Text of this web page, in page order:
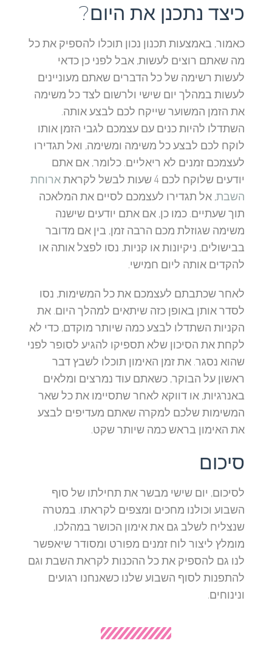
כיצד נתכנן את היום?
כאמור, באמצעות תכנון נכון תוכלו להספיק את כל
מה שאתם רוצים לעשות, אבל לפני כן כדאי
לעשות רשימה של כל הדברים שאתם מעוניינים
לעשות במהלך יום שישי ולרשום לצד כל משימה
את הזמן המשוער שייקח לכם לבצע אותה.
השתדלו להיות כנים עם עצמכם לגבי הזמן אותו
לוקח לכם לבצע כל משימה ומשימה, ואל תגדירו
לעצמכם זמנים לא ריאליים. כלומר, אם אתם
יודעים שלוקח לכם 4 שעות לבשל לקראת
ארוחת
השבת, אל תגדירו לעצמכם לסיים את המלאכה
תוך שעתיים. כמו כן, אם אתם יודעים שישנה
משימה שגוזלת מכם הרבה זמן, בין אם מדובר
בבישולים, ניקיונות או קניות, נסו לפצל אותה או
להקדים אותה ליום חמישי.
לאחר שכתבתם לעצמכם את כל המשימות, נסו
לסדר אותן באופן כזה שיתאים למהלך היום. את
הקניות השתדלו לבצע כמה שיותר מוקדם, כדי לא
לקחת את הסיכון שלא תספיקו להגיע לסופר לפני
שהוא נסגר. את זמן האימון תוכלו לשבץ דבר
ראשון על הבוקר, כשאתם עוד נמרצים ומלאים
באנרגיות, או דווקא לאחר שתסיימו את כל שאר
המשימות שלכם למקרה שאתם מעדיפים לבצע
את האימון בראש כמה שיותר שקט.
סיכום
לסיכום, יום שישי מבשר את תחילתו של סוף
השבוע וכולנו מחכים ומצפים לקראתו. במטרה
שנצליח לשלב גם את אימון הכושר במהלכו,
מומלץ ליצור לוח זמנים מפורט ומסודר שיאפשר
לנו גם להספיק את כל ההכנות לקראת השבת וגם
להתפנות לסוף השבוע שלנו כשאנחנו רגועים
ונינוחים.